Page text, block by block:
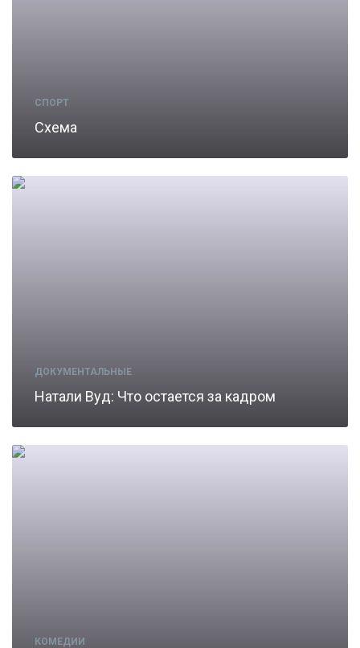
СПОРТ
Схема
ДОКУМЕНТАЛЬНЫЕ
Натали Вуд: Что остается за кадром
КОМЕДИИ